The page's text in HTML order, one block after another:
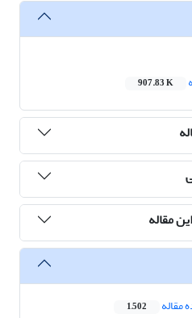
907.83 K
مقاله
مقاله 1,502